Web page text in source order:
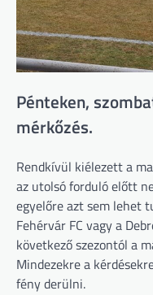
Pénteken,
mérkőzés.
Rendkívül kiélezett a
az utolsó forduló előtt
egyelőre azt sem lehet
Fehérvár FC vagy a
következő szezontól a
Mindezekre a
fény derülni.